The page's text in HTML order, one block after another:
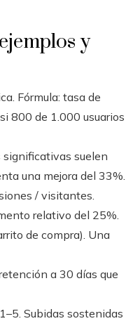
y
Fórmula: tasa de
800 de 1.000 usuarios
suelen
una mejora del 33%.
/ visitantes.
relativo del 25%.
de compra). Una
a 30 días que
Subidas sostenidas